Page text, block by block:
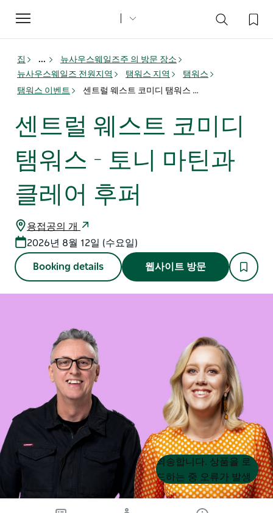
Toggle
navigation
집 ...
뉴사우스웨일즈주 의 방문 장소
뉴사우스웨일즈 전원지역
탬워스 지역
탬워스
탬워스 이벤트
센트럴 웨스트 코미디 탬워스 - 토니 마틴과 클레어 후퍼
센트럴 웨스트 코미디
탬워스 - 토니 마틴과
클레어 후퍼
용접공의 개
2026년 8월 12일 (수요일)
Booking details 웹사이트 방문
Product
List
Product
List
죄송합니다. 상품을 로
드하는 중 오류가 발생
했습니다. 나중에 다시
시도해 주세요.